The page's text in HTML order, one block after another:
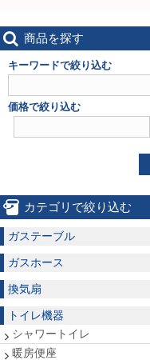
商品を探す
キーワードで絞り込む
価格で絞り込む
カテゴリで絞り込む
ガステーブル
ガスホース
換気扇
トイレ機器
シャワートイレ
暖房便座